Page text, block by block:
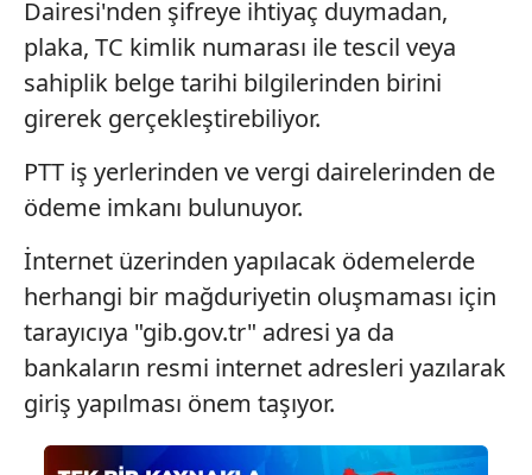
Çerezlere ilişkin tercihlerinizi aşağıda yer alan panel
vasıtasıyla belirleyebilirsiniz. Çerezlere ilişkin detaylı bilgi
için Ayarlar butonuna tıklayabilir,Çerez Bilgilendirme
ziyaret edebilirsiniz.
6698 sayılı Kişisel Verilerin Korunması Kanunu uyarınca
hazırlanmış Aydınlatma Metnimizi okumak ve sitemizde
ilgili mevzuata uygun olarak kullanılan çerezlerle ilgili bilgi
almak için lütfen
tıklayınız
Dairesi'nden şifreye ihtiyaç duymadan,
plaka, TC kimlik numarası ile tescil veya
sahiplik belge tarihi bilgilerinden birini
girerek gerçekleştirebiliyor.
PTT iş yerlerinden ve vergi dairelerinden de
ödeme imkanı bulunuyor.
İnternet üzerinden yapılacak ödemelerde
herhangi bir mağduriyetin oluşmaması için
tarayıcıya "gib.gov.tr" adresi ya da
bankaların resmi internet adresleri yazılarak
giriş yapılması önem taşıyor.